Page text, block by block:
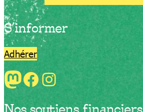
S’informer
Adhérer
Mastodon Facebook Instagram